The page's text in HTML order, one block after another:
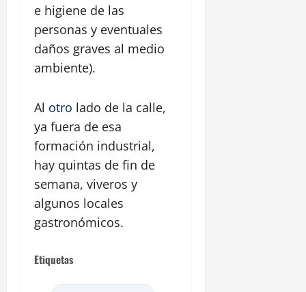
e higiene de las
personas y eventuales
daños graves al medio
ambiente).
Al otro lado de la calle,
ya fuera de esa
formación industrial,
hay quintas de fin de
semana, viveros y
algunos locales
gastronómicos.
Etiquetas